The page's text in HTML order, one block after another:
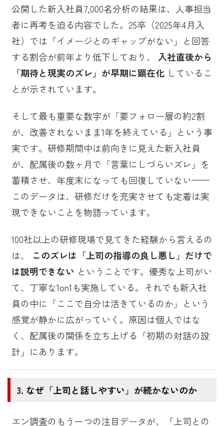
公開した新入社員7,000名分析の結果は、人事担当
者に再考を迫る内容でした。25卒（2025年4月入
社）では「イメージとのギャップがない」と回答
する割合が前年より低下しており、 入社直後から
「期待と現実のズレ」が早期に顕在化 しているこ
とが示されています。
そして最も重要な数字が「要フォロー層の約2割
が、改善されないまま1年を終えている」という事
実です。研修期間中は前向きに見えた新入社員
が、配属後の数ヶ月で「言葉にしづらいズレ」を
蓄積させ、年度末になっても回復していない——
このデータは、研修だけを充実させても定着は実
現できないことを物語っています。
100社以上の研修現場で見てきた経験から言えるの
は、
このズレは「上司の指導の良し悪し」だけで
は説明できない ということです。優秀な上司がい
て、丁寧な1on1も実施している。それでも新入社
員の中に「ここで自分は活きているのか」という
感覚が静かに広がっていく。原因は個人ではな
く、配属後の関係を立ち上げる「初期の対話の設
計」にあります。
なぜ「上司と話しやすい」が続かないのか
エン調査のもう一つの注目データが、「上司との